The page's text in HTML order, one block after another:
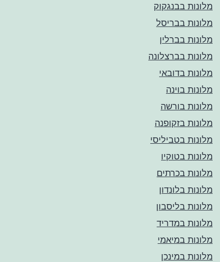
מלונות בבנגקוק
מלונות בבריסל
מלונות בברלין
מלונות בברצלונה
מלונות בדובאי
מלונות בוינה
מלונות בורשה
מלונות בזקופנה
מלונות בטביליסי
מלונות בטוקיו
מלונות בכרתים
מלונות בלונדון
מלונות בליסבון
מלונות במדריד
מלונות במיאמי
מלונות במינכן